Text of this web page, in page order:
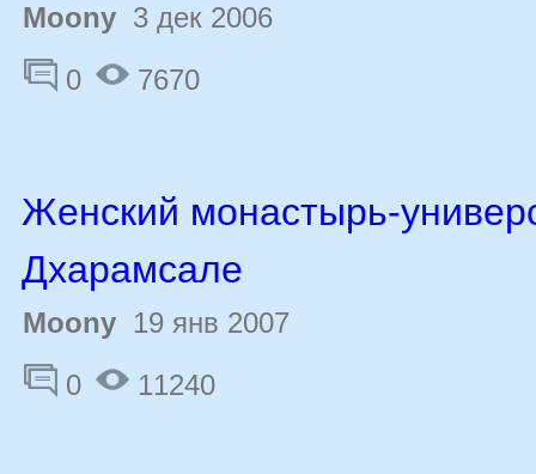
Moony 3 дек 2006
0
7670
Женский монастырь-
Дхарамсале
Moony 19 янв 2007
0
11240